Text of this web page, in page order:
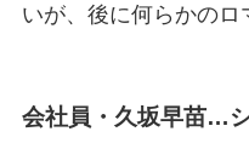
いが、後に何らかの
会社員・久坂早苗…